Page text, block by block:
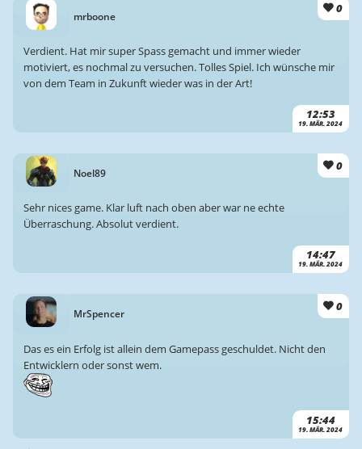
mrboone
0
12:53
19. MÄR. 2024
Verdient. Hat mir super Spass gemacht und immer wieder
motiviert, es nochmal zu versuchen. Tolles Spiel. Ich wünsche mir
von dem Team in Zukunft wieder was in der Art!
Noel89
0
14:47
19. MÄR. 2024
Sehr nices game. Klar luft nach oben aber war ne echte
Überraschung. Absolut verdient.
MrSpencer
0
15:44
19. MÄR. 2024
Das es ein Erfolg ist allein dem Gamepass geschuldet. Nicht den
Entwicklern oder sonst wem.